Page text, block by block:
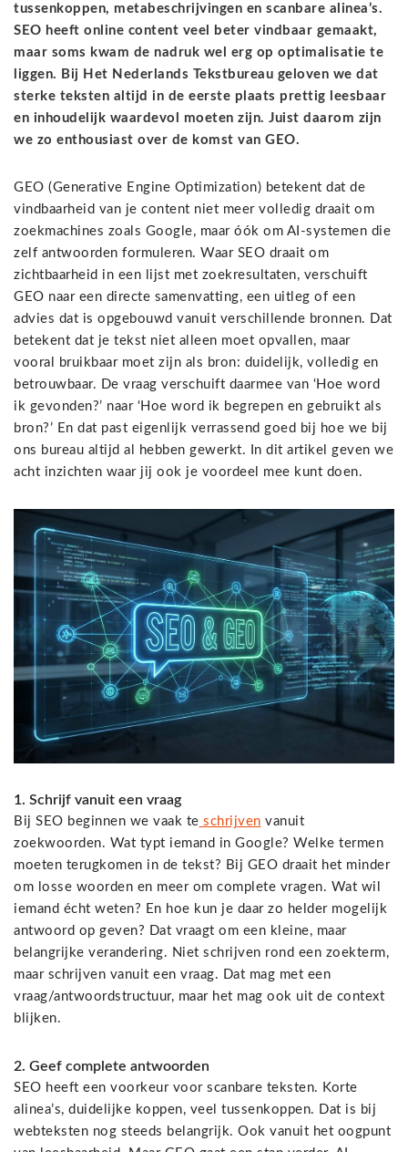
tussenkoppen, metabeschrijvingen en scanbare alinea’s.
SEO heeft online content veel beter vindbaar gemaakt,
maar soms kwam de nadruk wel erg op optimalisatie te
liggen. Bij Het Nederlands Tekstbureau geloven we dat
sterke teksten altijd in de eerste plaats prettig leesbaar
en inhoudelijk waardevol moeten zijn. Juist daarom zijn
we zo enthousiast over de komst van GEO.
GEO (Generative Engine Optimization) betekent dat de
vindbaarheid van je content niet meer volledig draait om
zoekmachines zoals Google, maar óók om AI-systemen die
zelf antwoorden formuleren. Waar SEO draait om
zichtbaarheid in een lijst met zoekresultaten, verschuift
GEO naar een directe samenvatting, een uitleg of een
advies dat is opgebouwd vanuit verschillende bronnen. Dat
betekent dat je tekst niet alleen moet opvallen, maar
vooral bruikbaar moet zijn als bron: duidelijk, volledig en
betrouwbaar. De vraag verschuift daarmee van ‘Hoe word
ik gevonden?’ naar ‘Hoe word ik begrepen en gebruikt als
bron?’ En dat past eigenlijk verrassend goed bij hoe we bij
ons bureau altijd al hebben gewerkt. In dit artikel geven we
acht inzichten waar jij ook je voordeel mee kunt doen.
1. Schrijf vanuit een vraag
Bij SEO beginnen we vaak te schrijven vanuit
zoekwoorden. Wat typt iemand in Google? Welke termen
moeten terugkomen in de tekst? Bij GEO draait het minder
om losse woorden en meer om complete vragen. Wat wil
iemand écht weten? En hoe kun je daar zo helder mogelijk
antwoord op geven? Dat vraagt om een kleine, maar
belangrijke verandering. Niet schrijven rond een zoekterm,
maar schrijven vanuit een vraag. Dat mag met een
vraag/antwoordstructuur, maar het mag ook uit de context
blijken.
2. Geef complete antwoorden
SEO heeft een voorkeur voor scanbare teksten. Korte
alinea’s, duidelijke koppen, veel tussenkoppen. Dat is bij
webteksten nog steeds belangrijk. Ook vanuit het oogpunt